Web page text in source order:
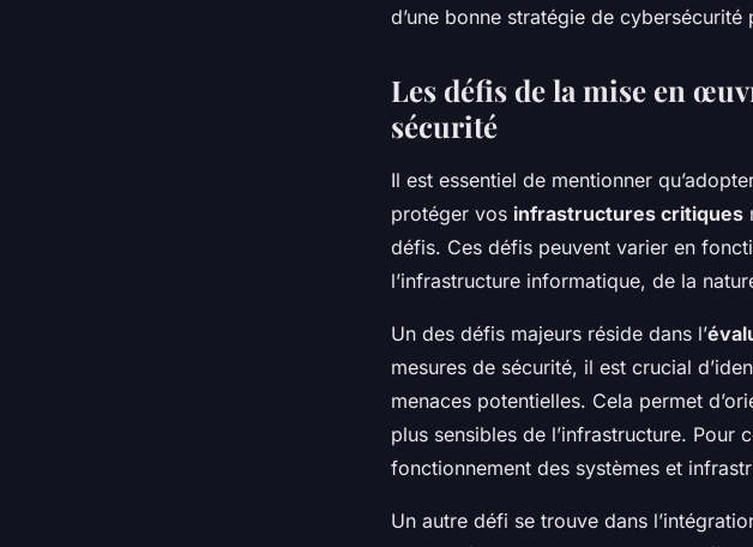
d’une bonne stratégie de
Les défis de la mise en
sécurité
Il est essentiel de mentionner
protéger vos infrastructures critiques
défis. Ces défis peuvent varier en
l’infrastructure informatique, de la
Un des défis majeurs réside dans l’
mesures de sécurité, il est crucial
menaces potentielles. Cela permet
plus sensibles de l’infrastructure.
fonctionnement des systèmes et
Un autre défi se trouve dans